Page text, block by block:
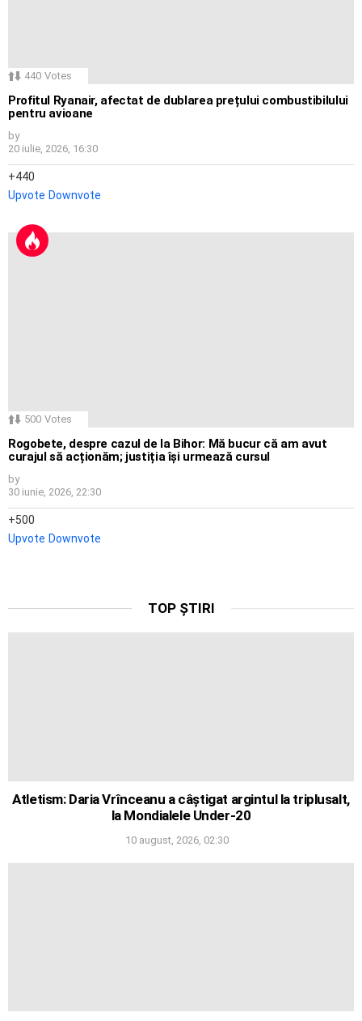
440 Votes
Profitul Ryanair, afectat de dublarea prețului combustibilului
pentru avioane
by
20 iulie, 2026, 16:30
440
Upvote Downvote
500 Votes
Rogobete, despre cazul de la Bihor: Mă bucur că am avut
curajul să acționăm; justiția își urmează cursul
by
30 iunie, 2026, 22:30
500
Upvote Downvote
TOP ȘTIRI
Atletism: Daria Vrînceanu a câștigat argintul la triplusalt,
la Mondialele Under-20
10 august, 2026, 02:30